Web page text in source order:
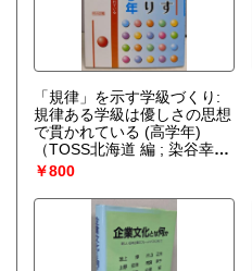
「規律」を示す学級づくり:
規律ある学級は優しさの思想
で貫かれている (高学年)
（TOSS北海道 編 ; 染谷幸二
監修）
￥800